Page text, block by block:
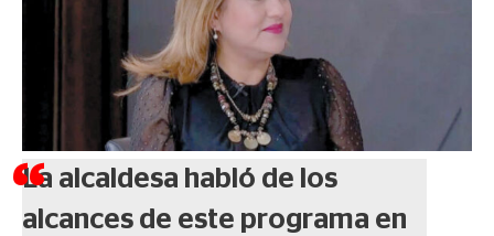
La alcaldesa habló de los
alcances de este programa en